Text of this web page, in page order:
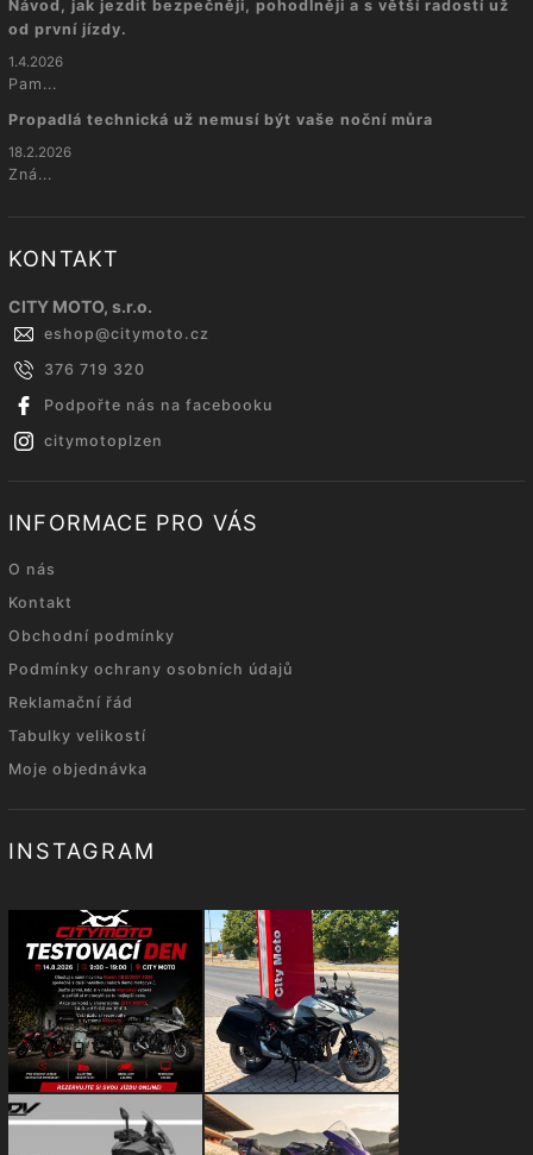
Návod, jak jezdit bezpečněji, pohodlněji a s větší radostí už
od první jízdy.
1.4.2026
Pam...
Propadlá technická už nemusí být vaše noční můra
18.2.2026
Zná...
KONTAKT
CITY MOTO, s.r.o.
eshop@citymoto.cz
376 719 320
Podpořte nás na facebooku
citymotoplzen
INFORMACE PRO VÁS
O nás
Kontakt
Obchodní podmínky
Podmínky ochrany osobních údajů
Reklamační řád
Tabulky velikostí
Moje objednávka
INSTAGRAM